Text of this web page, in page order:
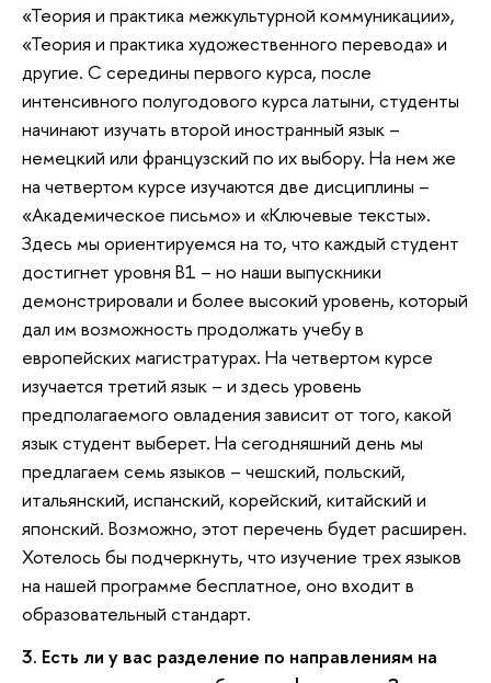
«Теория и практика межкультурной коммуникации»,
«Теория и практика художественного перевода» и
другие. С середины первого курса, после
интенсивного полугодового курса латыни, студенты
начинают изучать второй иностранный язык –
немецкий или французский по их выбору. На нем же
на четвертом курсе изучаются две дисциплины –
«Академическое письмо» и «Ключевые тексты».
Здесь мы ориентируемся на то, что каждый студент
достигнет уровня В1 – но наши выпускники
демонстрировали и более высокий уровень, который
дал им возможность продолжать учебу в
европейских магистратурах. На четвертом курсе
изучается третий язык – и здесь уровень
предполагаемого овладения зависит от того, какой
язык студент выберет. На сегодняшний день мы
предлагаем семь языков – чешский, польский,
итальянский, испанский, корейский, китайский и
японский. Возможно, этот перечень будет расширен.
Хотелось бы подчеркнуть, что изучение трех языков
на нашей программе бесплатное, оно входит в
образовательный стандарт.
3. Есть ли у вас разделение по направлениям на